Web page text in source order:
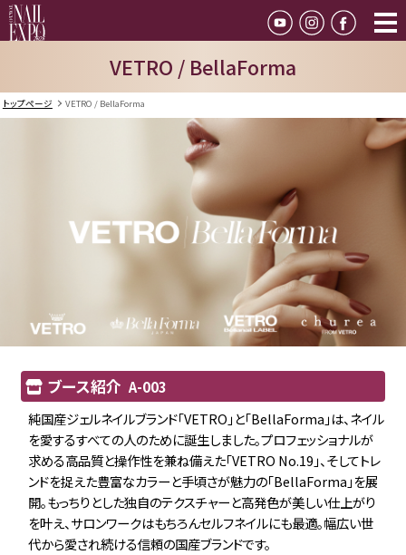
VETRO / BellaForma
トップページ VETRO / BellaForma
ブース紹介 A-003
純国産ジェルネイルブランド「VETRO」と「BellaForma」は、ネイル
を愛するすべての人のために誕生しました。プロフェッショナルが
求める高品質と操作性を兼ね備えた「VETRO No.19」、そしてトレ
ンドを捉えた豊富なカラーと手頃さが魅力の「BellaForma」を展
開。もっちりとした独自のテクスチャーと高発色が美しい仕上がり
を叶え、サロンワークはもちろんセルフネイルにも最適。幅広い世
代から愛され続ける信頼の国産ブランドです。